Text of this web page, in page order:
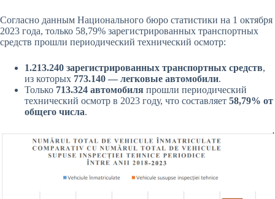
Согласно данным Национального бюро статистики на 1 октября
2023 года, только 58,79% зарегистрированных транспортных
средств прошли периодический технический осмотр:
1.213.240 зарегистрированных транспортных средств,
из которых 773.140 — легковые автомобили.
Только 713.324 автомобиля прошли периодический
технический осмотр в 2023 году, что составляет 58,79% от
общего числа.